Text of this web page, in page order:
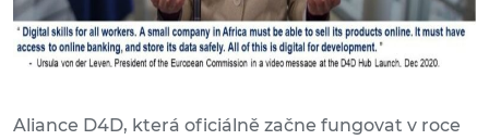
Aliance D4D, která oficiálně začne fungovat v roce